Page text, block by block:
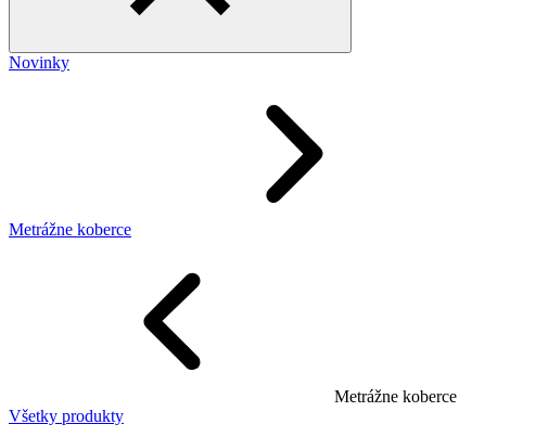
Novinky
Metrážne koberce
Metrážne koberce
Všetky produkty